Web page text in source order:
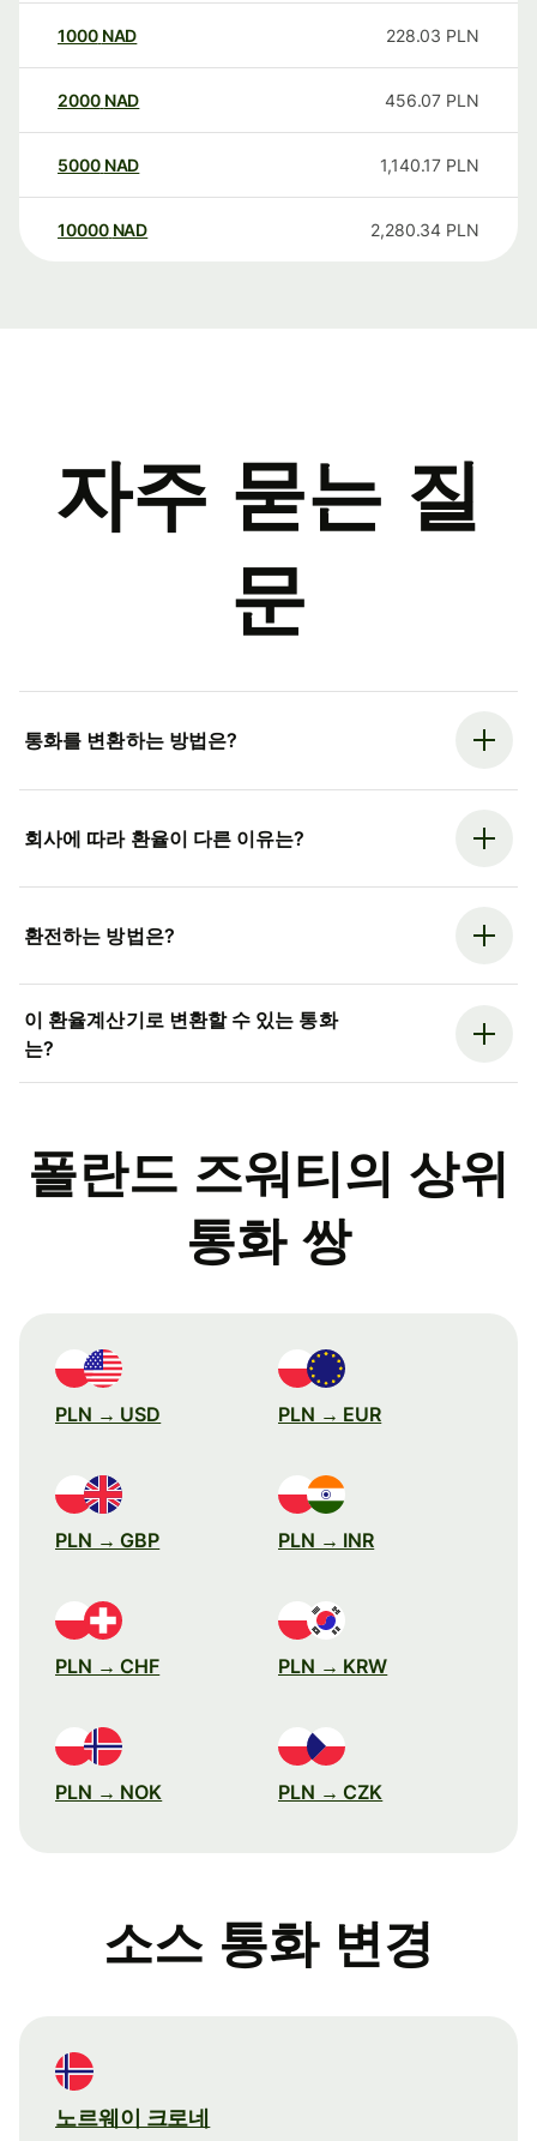
1000 NAD 228.03 PLN
2000 NAD 456.07 PLN
5000 NAD 1,140.17 PLN
10000 NAD 2,280.34 PLN
자주 묻는 질
문
통화를 변환하는 방법은?
회사에 따라 환율이 다른 이유는?
환전하는 방법은?
이 환율계산기로 변환할 수 있는 통화
는?
폴란드 즈워티의 상위
통화 쌍
PLN → USD PLN → EUR
PLN → GBP PLN → INR
PLN → CHF PLN → KRW
PLN → NOK PLN → CZK
소스 통화 변경
노르웨이 크로네